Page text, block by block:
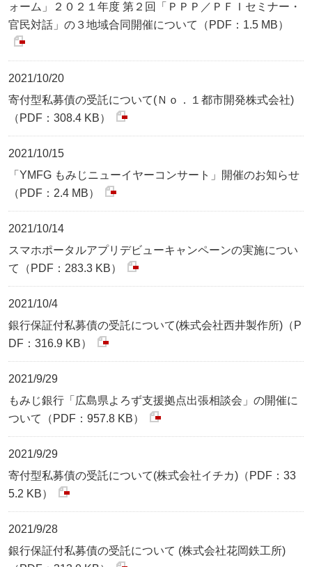
ォーム」２０２１年度 第２回「ＰＰＰ／ＰＦＩセミナー・
官民対話」の３地域合同開催について（PDF：1.5 MB）
2021/10/20
寄付型私募債の受託について(Ｎｏ．１都市開発株式会社)
（PDF：308.4 KB）
2021/10/15
「YMFG もみじニューイヤーコンサート」開催のお知らせ
（PDF：2.4 MB）
2021/10/14
スマホポータルアプリデビューキャンペーンの実施につい
て（PDF：283.3 KB）
2021/10/4
銀行保証付私募債の受託について(株式会社西井製作所)（P
DF：316.9 KB）
2021/9/29
もみじ銀行「広島県よろず支援拠点出張相談会」の開催に
ついて（PDF：957.8 KB）
2021/9/29
寄付型私募債の受託について(株式会社イチカ)（PDF：33
5.2 KB）
2021/9/28
銀行保証付私募債の受託について (株式会社花岡鉄工所)